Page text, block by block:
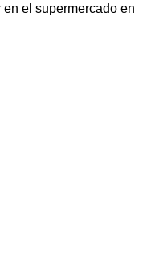
el supermercado en